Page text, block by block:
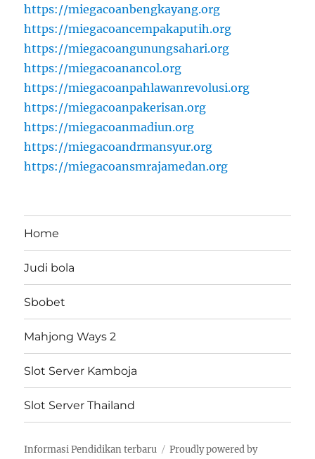
https://miegacoanbengkayang.org
https://miegacoancempakaputih.org
https://miegacoangunungsahari.org
https://miegacoanancol.org
https://miegacoanpahlawanrevolusi.org
https://miegacoanpakerisan.org
https://miegacoanmadiun.org
https://miegacoandrmansyur.org
https://miegacoansmrajamedan.org
Home
Judi bola
Sbobet
Mahjong Ways 2
Slot Server Kamboja
Slot Server Thailand
Informasi Pendidikan terbaru
Proudly powered by